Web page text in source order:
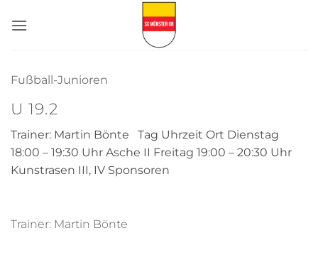
Inhalt
Fußball-Junioren
U 19.2
Trainer: Martin Bönte Tag Uhrzeit Ort Dienstag
18:00 – 19:30 Uhr Asche II Freitag 19:00 – 20:30 Uhr
Kunstrasen III, IV Sponsoren
Trainer: Martin Bönte